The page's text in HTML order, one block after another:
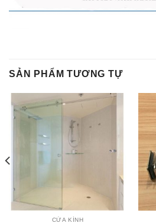
SẢN PHẨM TƯƠNG TỰ
CỬA KÍNH